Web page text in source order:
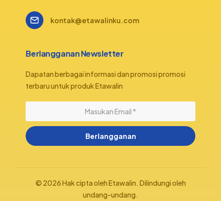
kontak@etawalinku.com
Berlangganan Newsletter
Dapatan berbagai informasi dan promosi promosi
terbaru untuk produk Etawalin
Berlangganan
© 2026 Hak cipta oleh Etawalin. Dilindungi oleh
undang-undang.